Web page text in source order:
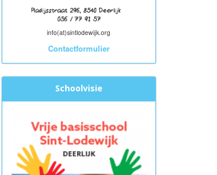
info(at)sintlodewijk.org
Contactformulier
Schoolvisie